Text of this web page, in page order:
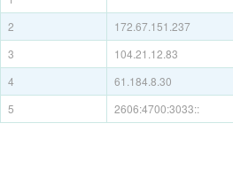
2
172.67.151.237
3
104.21.12.83
4
61.184.8.30
5
2606:4700:3033::